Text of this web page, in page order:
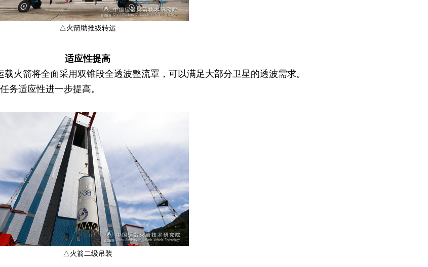
△火箭助推级转运
适应性提高
箭将全面采用双锥段全透波整流罩，可以满足大部分卫星的透波需求。
适应性进一步提高。
△火箭二级吊装